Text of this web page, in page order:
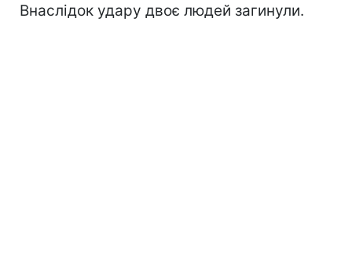
Внаслідок удару двоє людей загинули.